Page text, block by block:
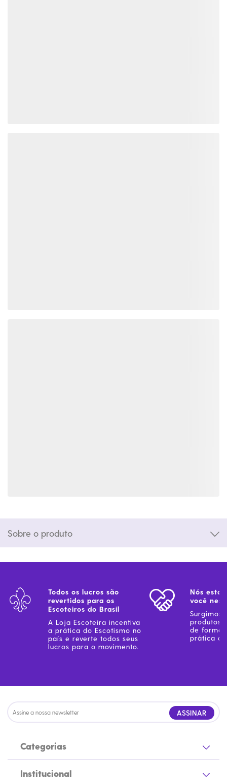
Sobre o produto
Todos os lucros são
revertidos para os
Escoteiros do Brasil
A Loja Escoteira incentiva
a prática do Escotismo no
país e reverte todos seus
lucros para o movimento.
Nós
você
Surgimos
produtos
de forma
prática
ASSINAR
Categorias
Institucional